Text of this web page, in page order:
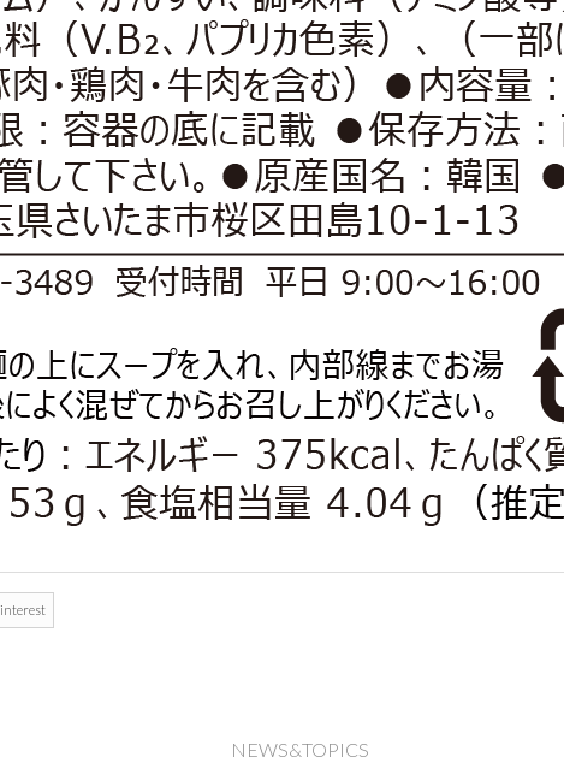
NEWS&TOPICS